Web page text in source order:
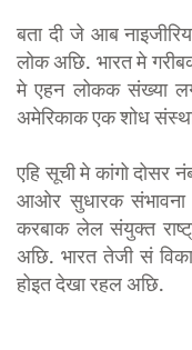
बता दी जे आब
लोक अछि. भारत मे
मे एहन लोकक संख्या
अमेरिकाक एक शोध
एहि सूची मे कांगो दोसर
आओर सुधारक संभावना
करबाक लेल संयुक्त
अछि. भारत तेजी सं
होइत देखा रहल अछि.